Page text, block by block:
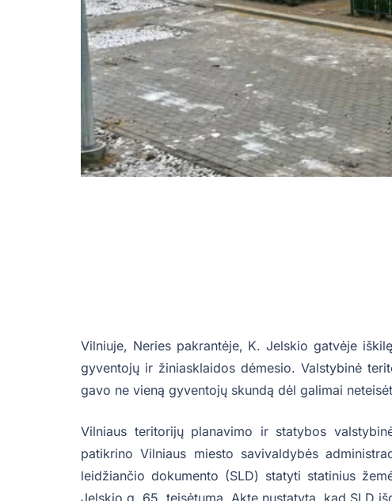
Vilniuje, Neries pakrantėje, K. Jelskio gatvėje
gyventojų ir žiniasklaidos dėmesio. Valstybinė
gavo ne vieną gyventojų skundą dėl galimai
Vilniaus teritorijų planavimo ir statybos
patikrino Vilniaus miesto savivaldybės
leidžiančio dokumento (SLD) statyti statinius